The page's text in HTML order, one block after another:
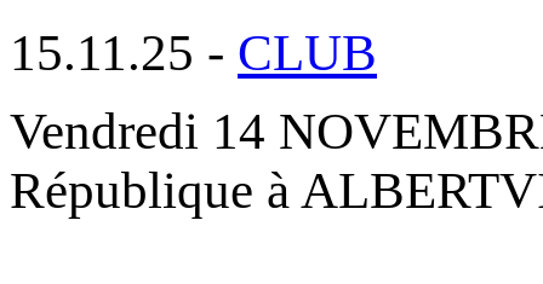
15.11.25 - CLUB
Vendredi 14
République à